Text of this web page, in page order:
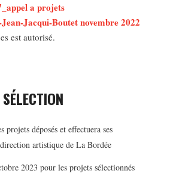
a projets
Jacqui-Boutet novembre 2022
est autorisé.
projets déposés et effectuera ses
artistique de La Bordée
2023 pour les projets sélectionnés